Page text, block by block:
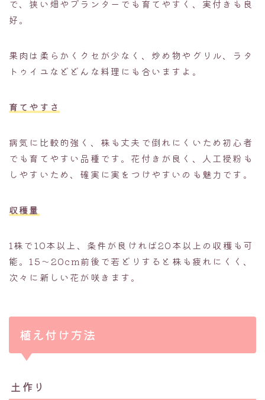
で、狭い畑やプランターでも育てやすく、実付きも良
好。
果肉は柔らかくクセが少なく、炒め物やグリル、ラタ
トゥイユなどどんな料理にも合いますよ。
育てやすさ
病気に比較的強く、株も丈夫で倒れにくいため初心者
でも育てやすい品種です。花付きが良く、人工授粉も
しやすいため、確実に実をつけやすいのも魅力です。
収穫量
1株で10本以上、条件が良ければ20本以上の収穫も可
能。15〜20cm前後で若どりすると株も疲れにくく、
次々に新しい花が咲きます。
植え付け方法
土作り